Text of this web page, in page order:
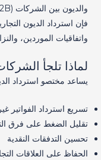
فإن استرداد الديون
واتفاقيات الموردين،
لماذا تلجأ
يساعد مختصو استرداد
تسريع استرداد الفواتير
تقليل الضغط على فرق
تحسين التدفقات النقدية
الحفاظ على العلاقات